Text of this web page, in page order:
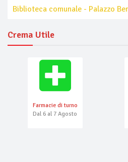
Biblioteca comunale - Palazzo
Crema Utile
Farmacie di turno
Dal 6 al 7 Agosto